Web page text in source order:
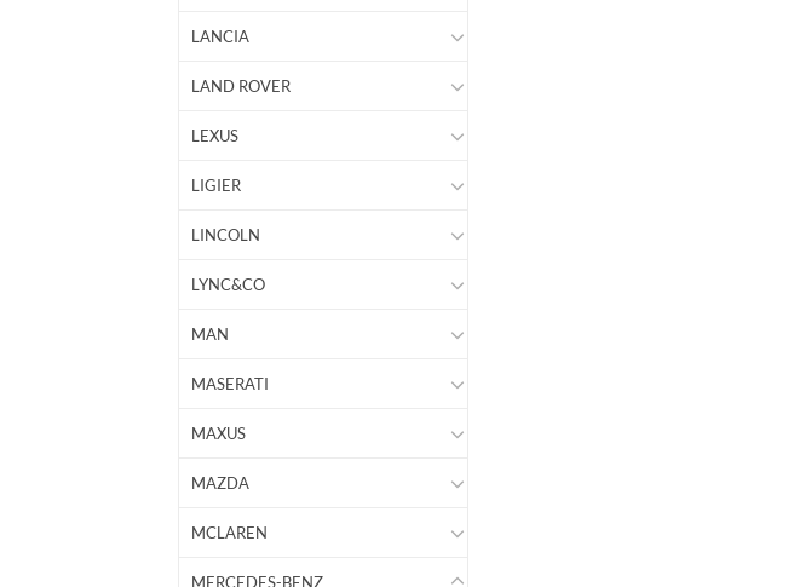
LANCIA
LAND ROVER
LEXUS
LIGIER
LINCOLN
LYNC&CO
MAN
MASERATI
MAXUS
MAZDA
MCLAREN
MERCEDES-BENZ